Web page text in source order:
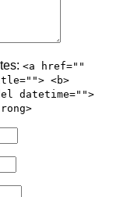
<a href=""
<b>
datetime="">